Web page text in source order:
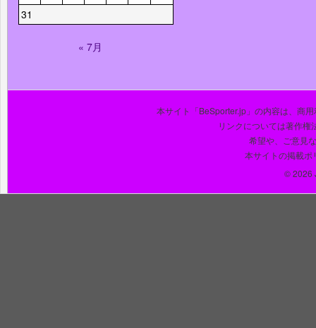
31
« 7月
本サイト「BeSporter.jp」の内容は、商
リンクについては著作権
希望や、ご意見
本サイトの掲載ポ
© 2026